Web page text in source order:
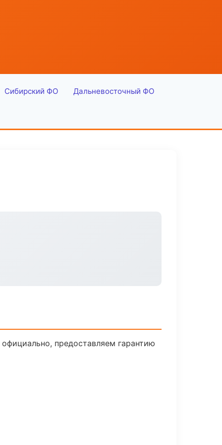
Сибирский ФО Дальневосточный ФО
предоставляем гарантию